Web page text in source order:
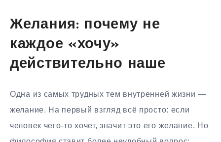
Желания: почему не
каждое «хочу»
действительно наше
Одна из самых трудных тем внутренней жизни —
желание. На первый взгляд всё просто: если
человек чего-то хочет, значит это его желание. Но